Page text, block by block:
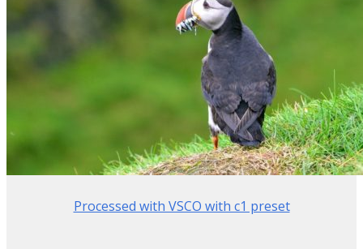
Processed with VSCO with c1 preset